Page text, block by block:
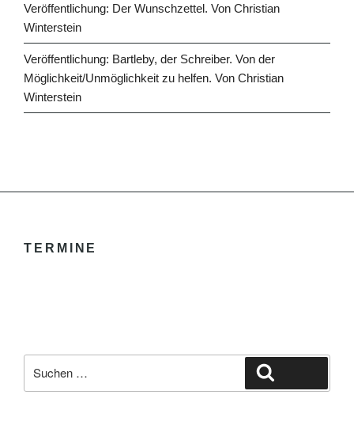
Veröffentlichung: Der Wunschzettel. Von Christian
Winterstein
Veröffentlichung: Bartleby, der Schreiber. Von der
Möglichkeit/Unmöglichkeit zu helfen. Von Christian
Winterstein
TERMINE
nach: